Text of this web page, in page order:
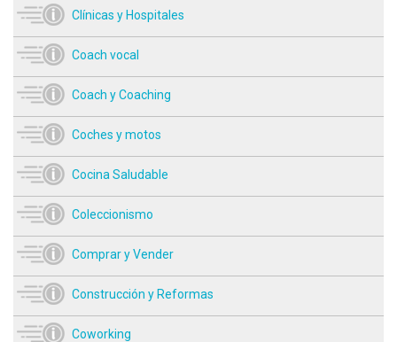
Clínicas y Hospitales
Coach vocal
Coach y Coaching
Coches y motos
Cocina Saludable
Coleccionismo
Comprar y Vender
Construcción y Reformas
Coworking